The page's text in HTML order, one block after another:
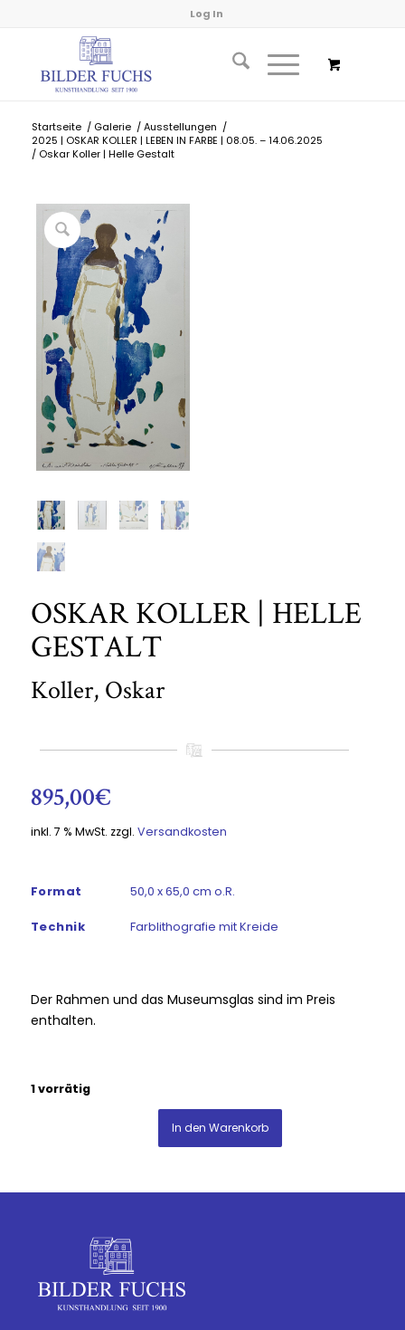
Log In
Startseite / Galerie / Ausstellungen /
2025 | OSKAR KOLLER | LEBEN IN FARBE | 08.05. – 14.06.2025
/ Oskar Koller | Helle Gestalt
OSKAR KOLLER | HELLE
GESTALT
Koller, Oskar
895,00€
inkl. 7 % MwSt. zzgl. Versandkosten
Format 50,0 x 65,0 cm o.R.
Technik Farblithografie mit Kreide
Der Rahmen und das Museumsglas sind im Preis
enthalten.
1 vorrätig
In den Warenkorb